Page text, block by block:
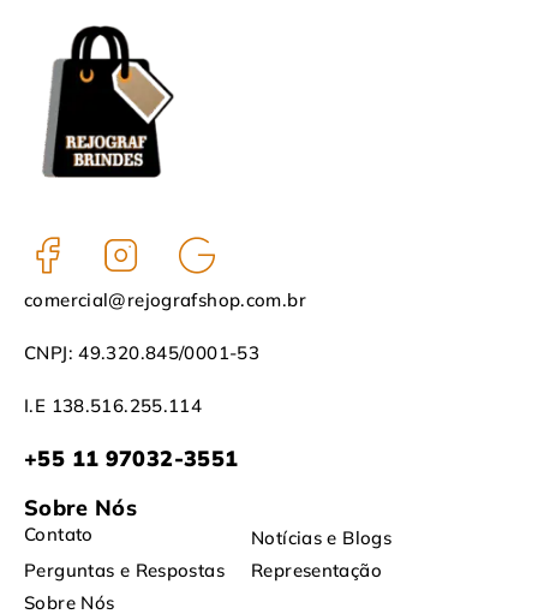
comercial@rejografshop.com.br
CNPJ: 49.320.845/0001-53
I.E 138.516.255.114
+55 11 97032-3551
Sobre Nós
Contato
Notícias e Blogs
Perguntas e Respostas
Representação
Sobre Nós